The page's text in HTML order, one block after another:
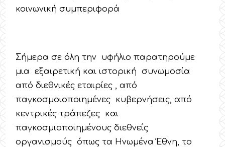
κοινωνική συμπεριφορά
Σήμερα σε όλη την υφήλιο παρατηρούμε
μια εξαιρετική και ιστορική συνωμοσία
από διεθνικές εταιρίες , από
παγκοσμοιοποιημένες κυβερνήσεις, από
κεντρικές τράπεζες και
παγκοσμιοποιημένους διεθνείς
οργανισμούς όπως τα Ηνωμένα Έθνη, το